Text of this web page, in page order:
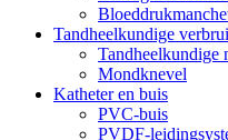
Tandheelkundige
Tandheelkundige
Mondknevel
Katheter en buis
PVC-buis
PVDF-